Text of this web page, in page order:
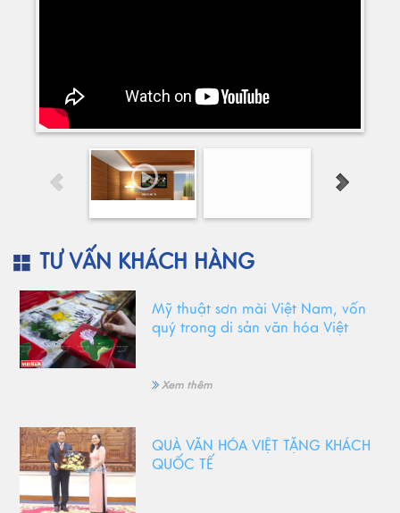
TƯ VẤN KHÁCH HÀNG
Mỹ thuật sơn mài Việt Nam, vốn
quý trong di sản văn hóa Việt
Xem thêm
QUÀ VĂN HÓA VIỆT TẶNG KHÁCH
QUỐC TẾ